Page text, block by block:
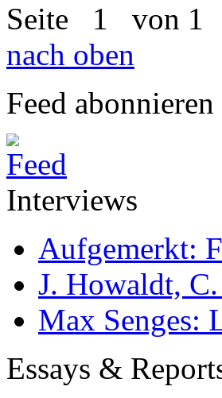
Seite 1 von 1
nach oben
Feed abonnieren
Interviews
Aufgemerkt:
J. Howaldt,
Max Senges:
Essays &